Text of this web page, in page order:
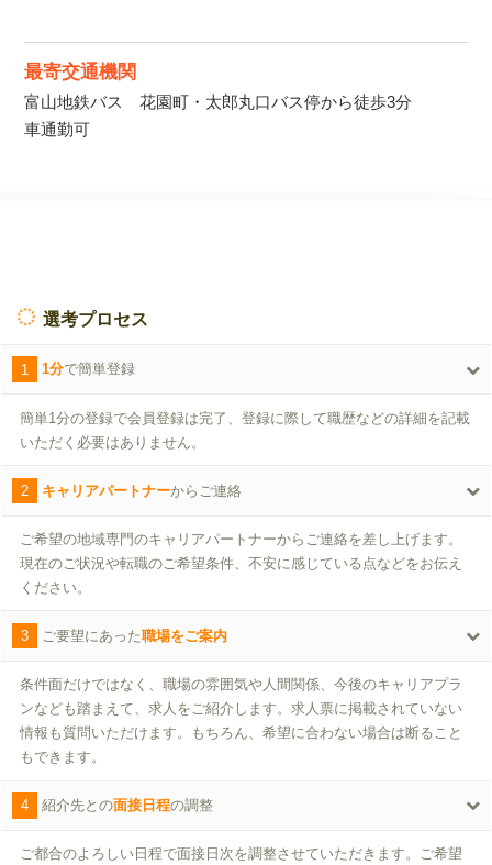
最寄交通機関
富山地鉄バス 花園町・太郎丸口バス停から徒歩3分
車通勤可
選考プロセス
1 1分で簡単登録
簡単1分の登録で会員登録は完了、登録に際して職歴などの詳細を記載
いただく必要はありません。
2 キャリアパートナーからご連絡
ご希望の地域専門のキャリアパートナーからご連絡を差し上げます。
現在のご状況や転職のご希望条件、不安に感じている点などをお伝え
ください。
3 ご要望にあった職場をご案内
条件面だけではなく、職場の雰囲気や人間関係、今後のキャリアプラ
ンなども踏まえて、求人をご紹介します。求人票に掲載されていない
情報も質問いただけます。もちろん、希望に合わない場合は断ること
もできます。
4 紹介先との面接日程の調整
ご都合のよろしい日程で面接日次を調整させていただきます。ご希望